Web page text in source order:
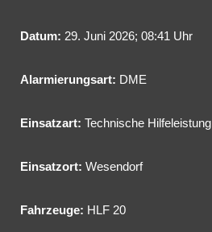
Datum: 29. Juni 2026; 08:41 Uhr
Alarmierungsart: DME
Einsatzart: Technische Hilfeleistung
Einsatzort: Wesendorf
Fahrzeuge: HLF 20